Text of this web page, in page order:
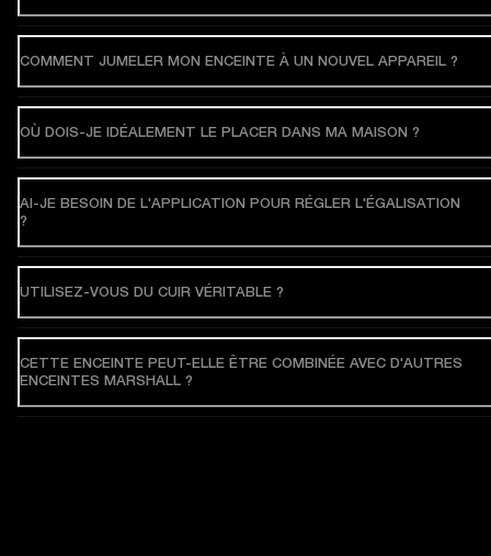
COMMENT JUMELER MON ENCEINTE À UN NOUVEL APPAREIL ?
OÙ DOIS-JE IDÉALEMENT LE PLACER DANS MA MAISON ?
AI-JE BESOIN DE L'APPLICATION POUR RÉGLER L'ÉGALISATION
?
UTILISEZ-VOUS DU CUIR VÉRITABLE ?
CETTE ENCEINTE PEUT-ELLE ÊTRE COMBINÉE AVEC D'AUTRES
ENCEINTES MARSHALL ?